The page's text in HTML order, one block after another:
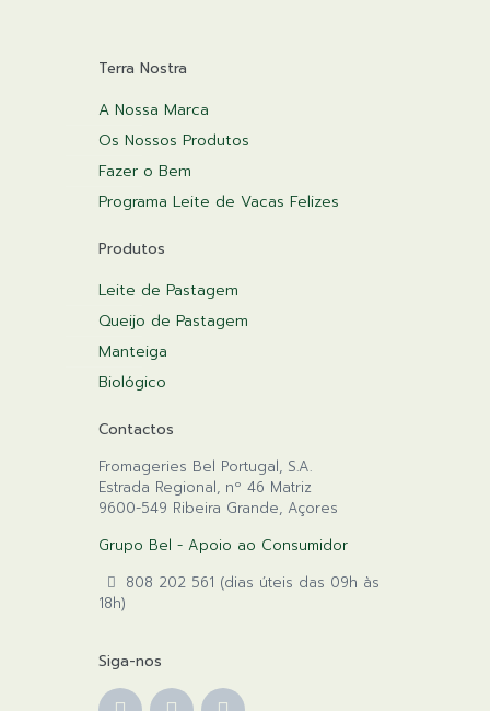
Terra Nostra
A Nossa Marca
Os Nossos Produtos
Fazer o Bem
Programa Leite de Vacas Felizes
Produtos
Leite de Pastagem
Queijo de Pastagem
Manteiga
Biológico
Contactos
Fromageries Bel Portugal, S.A.
Estrada Regional, nº 46 Matriz
9600-549 Ribeira Grande, Açores
Grupo Bel - Apoio ao Consumidor
808 202 561 (dias úteis das 09h às
18h)
Siga-nos